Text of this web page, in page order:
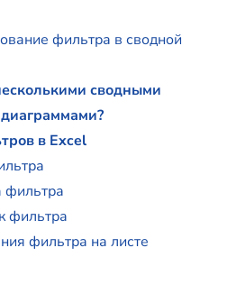
фильтра в сводной
сводными
в Excel
фильтра
фильтра
фильтра на листе